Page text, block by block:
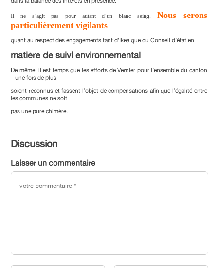
Il ne s’agit pas pour autant d’un blanc seing. Nous serons
particulièrement vigilants
quant au respect des engagements tant d’Ikea que du Conseil d’état en
matière de suivi environnemental.
De même, il est temps que les efforts de Vernier pour l’ensemble du canton
– une fois de plus –
soient reconnus et fassent l’objet de compensations afin que l’égalité entre
les communes ne soit
pas une pure chimère.
Discussion
Laisser un commentaire